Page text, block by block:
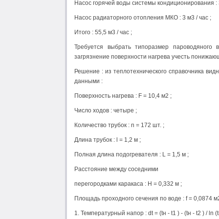
Насос горячей воды системы кондиционирования :
Насос радиаторного отопления МКО : 3 м3 / час ;
Итого : 55,5 м3 / час ;
Требуется выбрать типоразмер пароводяного
загрязнение поверхности нагрева учесть
Решение : из теплотехнического справочника
данными :
Поверхность нагрева : F = 10,4 м2 ;
Число ходов : четыре ;
Количество трубок : n = 172 шт. ;
Длина трубок : l = 1,2 м ;
Полная длина подогревателя : L = 1,5 м ;
Расстояние между соседними
перегородками каракаса : Н = 0,332 м ;
Площадь проходного сечения по воде : f = 0,0874
1. Температурный напор : dt = (tн - t1 ) - (tн - t2 ) / ln